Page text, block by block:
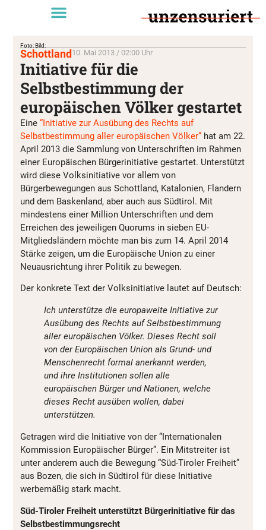
Foto: Bild:
Schottland 10. Mai 2013 / 02:00 Uhr
Initiative für die
Selbstbestimmung der
europäischen Völker gestartet
Eine “Initiative zur Ausübung des Rechts auf
Selbstbestimmung aller europäischen Völker” hat am 22.
April 2013 die Sammlung von Unterschriften im Rahmen
einer Europäischen Bürgerinitiative gestartet. Unterstützt
wird diese Volksinitiative vor allem von
Bürgerbewegungen aus Schottland, Katalonien, Flandern
und dem Baskenland, aber auch aus Südtirol. Mit
mindestens einer Million Unterschriften und dem
Erreichen des jeweiligen Quorums in sieben EU-
Mitgliedsländern möchte man bis zum 14. April 2014
Stärke zeigen, um die Europäische Union zu einer
Neuausrichtung ihrer Politik zu bewegen.
Der konkrete Text der Volksinitiative lautet auf Deutsch:
Ich unterstütze die europaweite Initiative zur
Ausübung des Rechts auf Selbstbestimmung
aller europäischen Völker. Dieses Recht soll
von der Europäischen Union als Grund- und
Menschenrecht formal anerkannt werden,
und ihre Institutionen sollen alle
europäischen Bürger und Nationen, welche
dieses Recht ausüben wollen, dabei
unterstützen.
Getragen wird die Initiative von der “Internationalen
Kommission Europäischer Bürger”. Ein Mitstreiter ist
unter anderem auch die Bewegung “Süd-Tiroler Freiheit”
aus Bozen, die sich in Südtirol für diese Initiative
werbemäßig stark macht.
Süd-Tiroler Freiheit unterstützt Bürgerinitiative für das
Selbstbestimmungsrecht